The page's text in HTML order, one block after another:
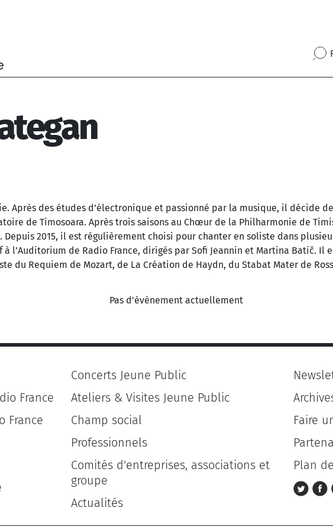
Après des études d’électronique et passionné par la musique, il décide
de Timosoara. Après trois saisons au Chœur de la Philharmonie de
Depuis 2015, il est régulièrement choisi pour chanter en soliste dans
à l’Auditorium de Radio France, dirigés par Sofi Jeannin et Martina Batič.
du Requiem de Mozart, de La Création de Haydn, du Stabat Mater de
Pas d'évènement actuellement
France
France
Concerts Jeune Public
Ateliers & Visites Jeune Public
Champ social
Professionnels
Comités d'entreprises, associations et
groupe
Actualités
Faire
Plan